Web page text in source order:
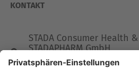
KONTAKT
STADA Consumer Health &
STADAPHARM GmbH
Stadastraße 2-18
61118 Bad Vilbel